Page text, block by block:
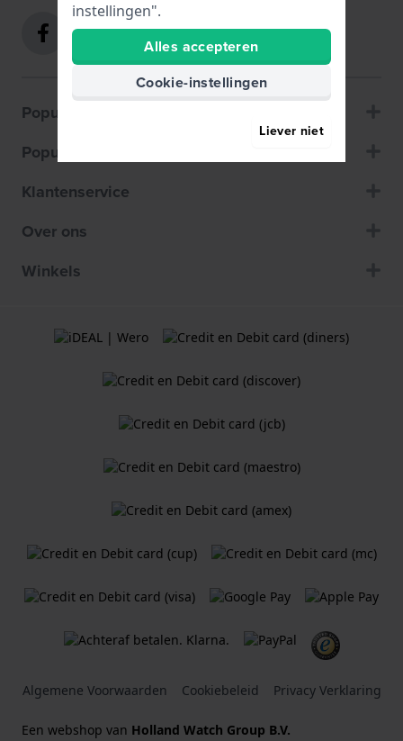
Populaire merken
Populaire pagina's
Klantenservice
Over ons
Winkels
Algemene Voorwaarden Cookiebeleid Privacy Verklaring
Een webshop van Holland Watch Group B.V.
instellingen".
Alles accepteren
Cookie-instellingen
Liever niet